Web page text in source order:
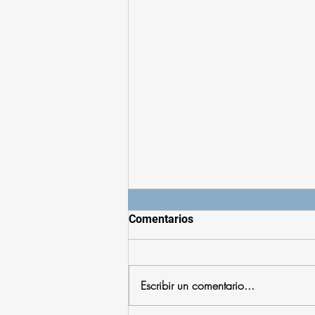
Comentarios
Escribir un comentario...